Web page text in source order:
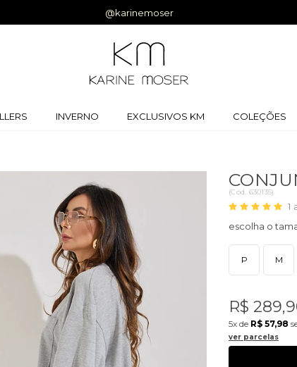
INVERNO EXCLUSIVOS KM COLEÇÕES
(Cód. 630135)
1
P M
R$
5x de R$ 57,98
ver parcelas